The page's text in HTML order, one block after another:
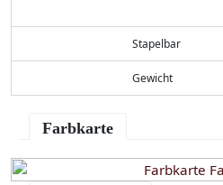
Stapelbar
Gewicht
Farbkarte